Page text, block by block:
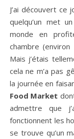
J’ai découvert ce
quelqu’un met
monde en
chambre
Mais j’étais
cela ne m’a pas
la journée en
Food Market
admettre que
fonctionnent les
se trouve qu’un